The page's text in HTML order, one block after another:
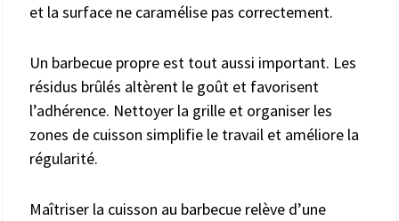
et la surface ne caramélise pas correctement.
Un barbecue propre est tout aussi important. Les
résidus brûlés altèrent le goût et favorisent
l’adhérence. Nettoyer la grille et organiser les
zones de cuisson simplifie le travail et améliore la
régularité.
Maîtriser la cuisson au barbecue relève d’une